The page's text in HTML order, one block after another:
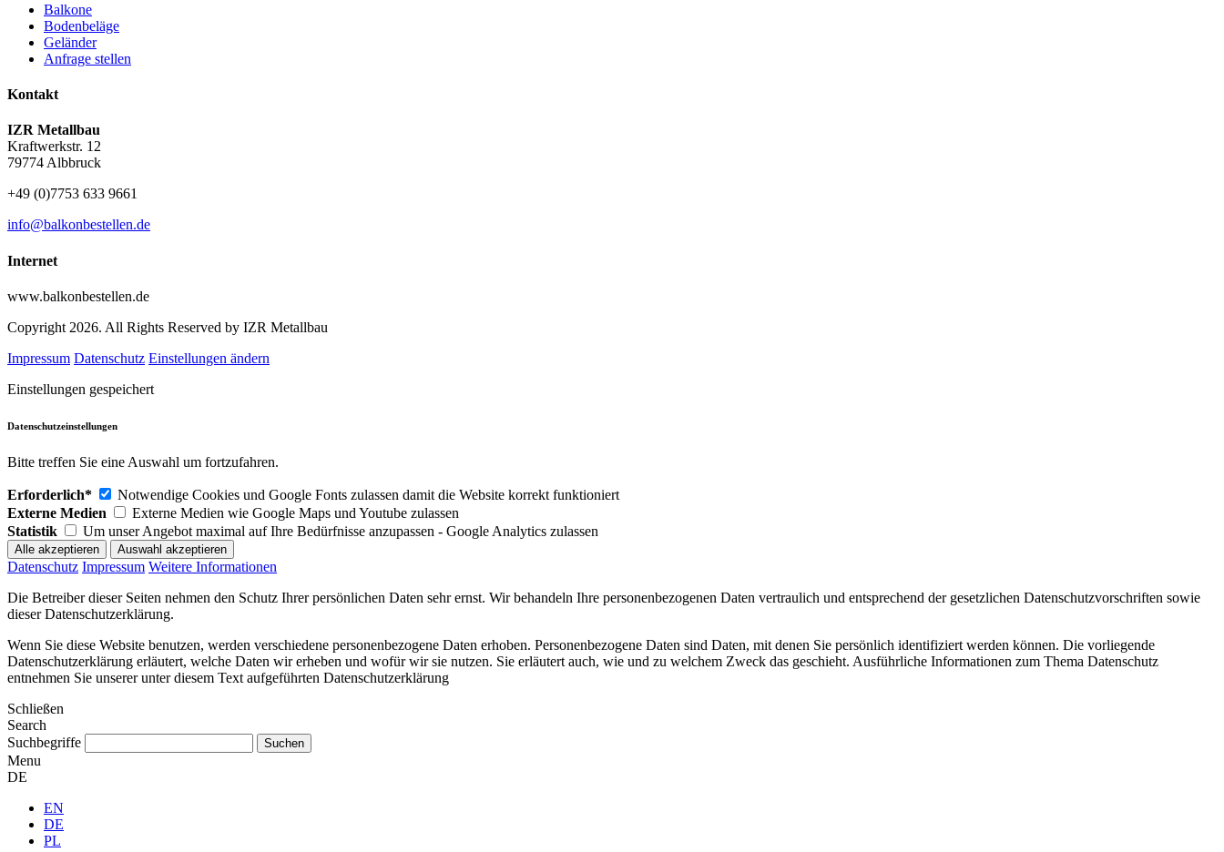
Balkone
Bodenbeläge
Geländer
Anfrage stellen
Kontakt
IZR Metallbau
Kraftwerkstr. 12
79774 Albbruck
+49 (0)7753 633 9661
info@balkonbestellen.de
Internet
www.balkonbestellen.de
Copyright 2026. All Rights Reserved by IZR Metallbau
Impressum Datenschutz Einstellungen ändern
Einstellungen gespeichert
Datenschutzeinstellungen
Bitte treffen Sie eine Auswahl um fortzufahren.
Erforderlich*
Notwendige Cookies und Google Fonts zulassen damit die Website korrekt funktioniert
Externe Medien
Externe Medien wie Google Maps und Youtube zulassen
Statistik
Um unser Angebot maximal auf Ihre Bedürfnisse anzupassen - Google Analytics zulassen
Datenschutz Impressum Weitere Informationen
Die Betreiber dieser Seiten nehmen den Schutz Ihrer persönlichen Daten sehr ernst. Wir behandeln Ihre personenbezogenen Daten vertraulich und entsprechend der gesetzlichen Datenschutzvorschriften sowie
dieser Datenschutzerklärung.
Wenn Sie diese Website benutzen, werden verschiedene personenbezogene Daten erhoben. Personenbezogene Daten sind Daten, mit denen Sie persönlich identifiziert werden können. Die vorliegende
Datenschutzerklärung erläutert, welche Daten wir erheben und wofür wir sie nutzen. Sie erläutert auch, wie und zu welchem Zweck das geschieht. Ausführliche Informationen zum Thema Datenschutz
entnehmen Sie unserer unter diesem Text aufgeführten Datenschutzerklärung
Schließen
Search
Suchbegriffe
Menu
DE
EN
DE
PL